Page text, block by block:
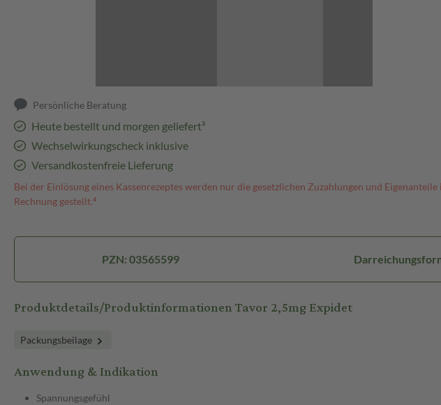
Persönliche Beratung
Heute bestellt und morgen geliefert³
Wechselwirkungscheck inklusive
Versandkostenfreie Lieferung
Bei der Einlösung eines Kassenrezeptes werden nur die gesetzlichen Zuzahlungen und Eigenanteile
Rechnung gestellt.⁴
PZN: 03565599
Produktdetails/Produktinformationen Tavor 2,5mg Expidet
Packungsbeilage
Anwendung & Indikation
Spannungsgefühl